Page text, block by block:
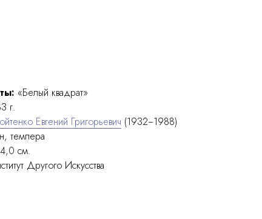
«Белый квадрат»
г.
Евгений Григорьевич (1932−1988)
темпера
см.
Другого Искусства